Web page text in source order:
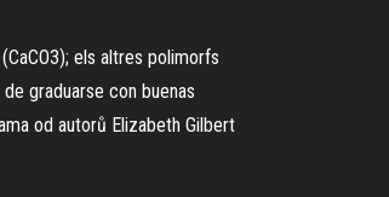
els altres polimorfs
graduarse con buenas
od autorů Elizabeth Gilbert